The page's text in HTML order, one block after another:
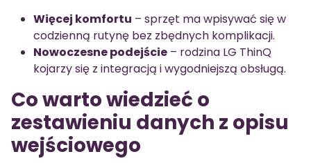
Więcej komfortu – sprzęt ma wpisywać się w
codzienną rutynę bez zbędnych komplikacji.
Nowoczesne podejście – rodzina LG ThinQ
kojarzy się z integracją i wygodniejszą obsługą.
Co warto wiedzieć o
zestawieniu danych z opisu
wejściowego